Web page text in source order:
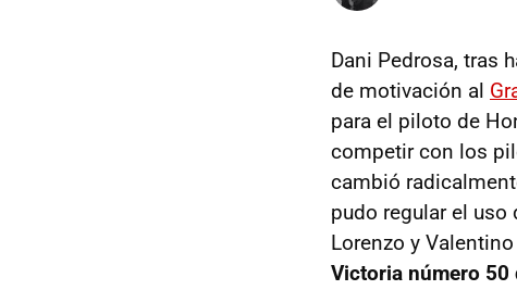
Dani Pedrosa, tras
de motivación al
para el piloto de
competir con los
cambió
pudo regular el
Lorenzo y
Victoria número 50